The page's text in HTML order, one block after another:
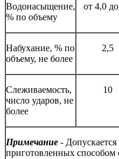
Водонасыщение,
% по объему
от 4,0
Набухание, % по
объему, не более
2,5
Слеживаемость,
число ударов, не
более
10
Примечание -
приготовленных способом